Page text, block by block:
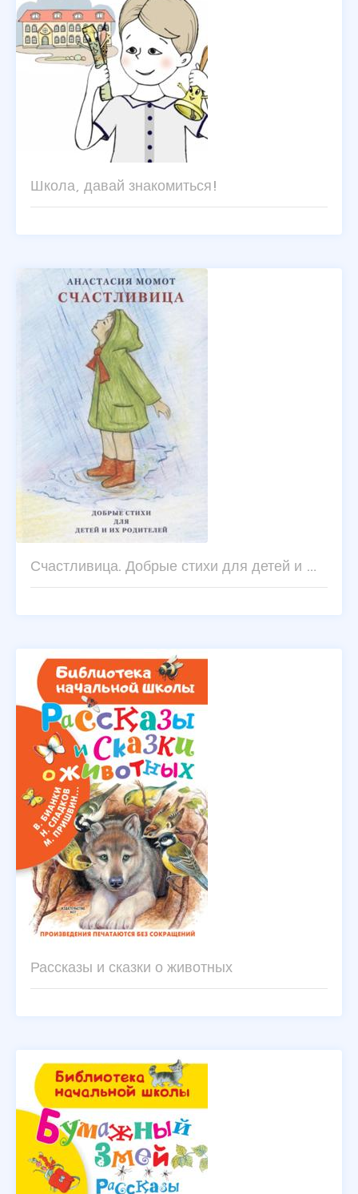
Школа, давай знакомиться!
Счастливица. Добрые стихи для детей и …
Рассказы и сказки о животных